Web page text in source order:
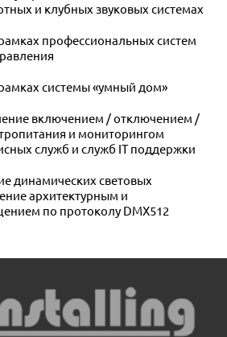
и клубных звуковых системах
профессиональных систем
системы «умный дом»
включением / отключением /
и мониторингом
служб и служб IT поддержки
динамических световых
архитектурным и
по протоколу DMX512